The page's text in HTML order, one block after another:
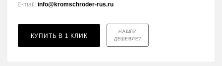
E-mail: info@kromschroder-rus.ru
КУПИТЬ В 1 КЛИК
НАШЛИ
ДЕШЕВЛЕ?